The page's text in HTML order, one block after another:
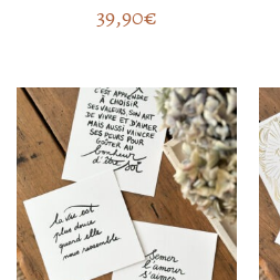
39,90€
Plage
de
prix :
3,80€
à
5,00€